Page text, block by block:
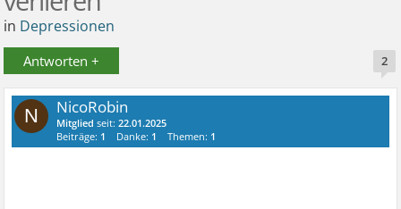
in Depressionen
Antworten + 2
N NicoRobin
Mitglied seit:22.01.2025
Beiträge: 1 Danke: 1 Themen: 1